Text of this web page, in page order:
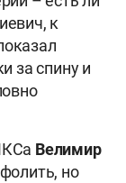
к
за спину и
Велимир
но